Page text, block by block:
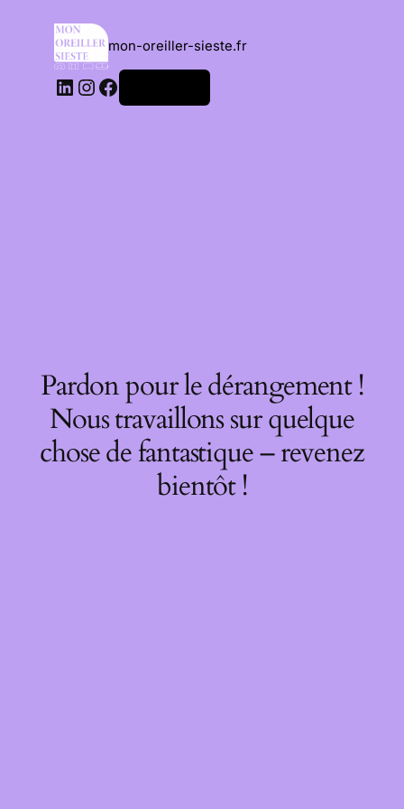
mon-oreiller-sieste.fr
Pardon pour le dérangement !
Nous travaillons sur quelque
chose de fantastique – revenez
bientôt !